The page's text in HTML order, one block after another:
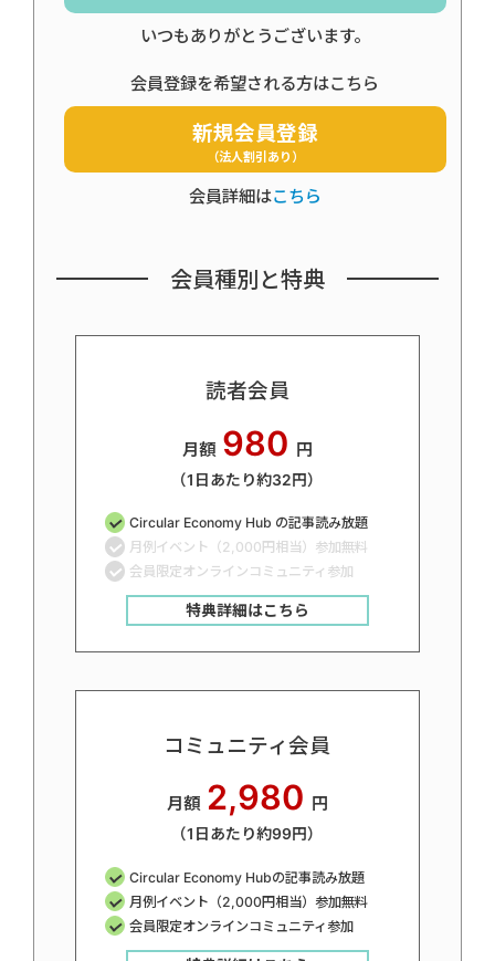
いつもありがとうございます。
会員登録を希望される方はこちら
新規会員登録
（法人割引あり）
会員詳細はこちら
会員種別と特典
読者会員
月額 980 円
（1日あたり約32円）
Circular Economy Hub の記事読み放題
月例イベント（2,000円相当）参加無料
会員限定オンラインコミュニティ参加
特典詳細はこちら
コミュニティ会員
月額 2,980 円
（1日あたり約99円）
Circular Economy Hubの記事読み放題
月例イベント（2,000円相当）参加無料
会員限定オンラインコミュニティ参加